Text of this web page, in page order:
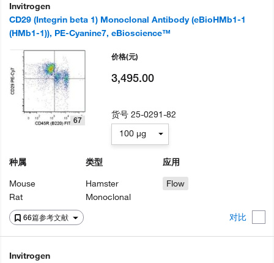
Invitrogen
CD29 (Integrin beta 1) Monoclonal Antibody (eBioHMb1-1
(HMb1-1)), PE-Cyanine7, eBioscience™
66篇参考文献 对比
67
种属
Mouse
Rat
类型
Hamster
Monoclonal
应用
Flow
价格(元)
3,495.00
货号25-0291-82
100 µg
Invitrogen